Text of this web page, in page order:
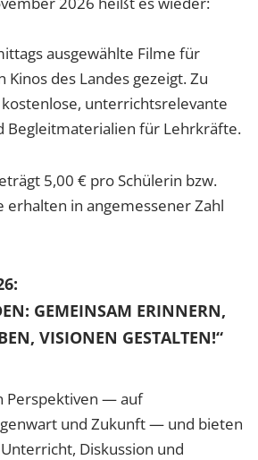
ausgewählte Filme für
Kinos des Landes gezeigt. Zu
unterrichtsrelevante
Begleitmaterialien für Lehrkräfte.
5,00 € pro Schülerin bzw.
erhalten in angemessener Zahl
GEMEINSAM ERINNERN,
VISIONEN GESTALTEN!“
Perspektiven — auf
und Zukunft — und bieten
Diskussion und